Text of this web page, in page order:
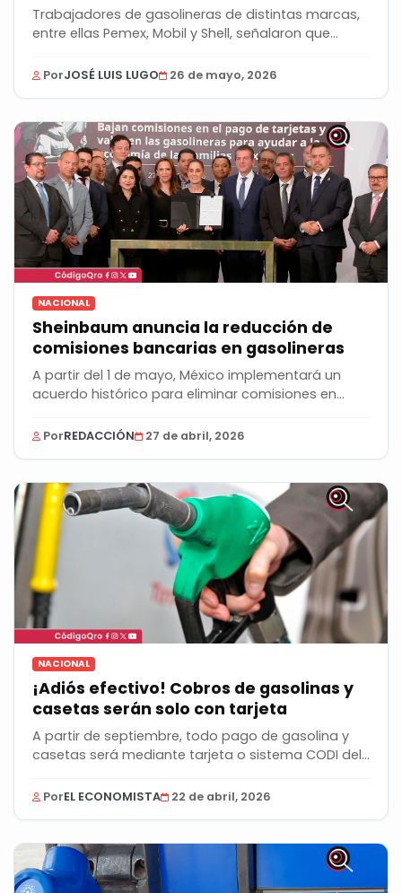
Trabajadores de gasolineras de distintas marcas,
entre ellas Pemex, Mobil y Shell, señalaron que...
PorJOSÉ LUIS LUGO 26 de mayo, 2026
NACIONAL
Sheinbaum anuncia la reducción de
comisiones bancarias en gasolineras
A partir del 1 de mayo, México implementará un
acuerdo histórico para eliminar comisiones en
PorREDACCIÓN 27 de abril, 2026
NACIONAL
¡Adiós efectivo! Cobros de gasolinas y
casetas serán solo con tarjeta
A partir de septiembre, todo pago de gasolina y
casetas será mediante tarjeta o sistema CODI del...
PorEL ECONOMISTA 22 de abril, 2026